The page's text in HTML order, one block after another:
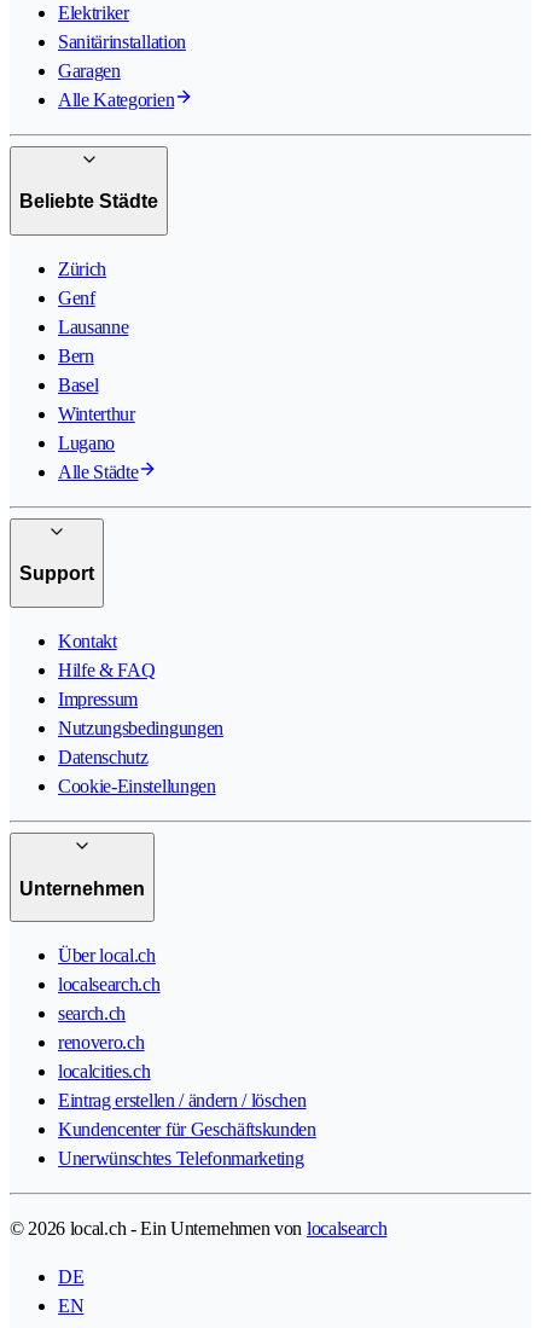
Elektriker
Sanitärinstallation
Garagen
Alle Kategorien
Beliebte Städte
Zürich
Genf
Lausanne
Bern
Basel
Winterthur
Lugano
Alle Städte
Support
Kontakt
Hilfe & FAQ
Impressum
Nutzungsbedingungen
Datenschutz
Cookie-Einstellungen
Unternehmen
Über local.ch
localsearch.ch
search.ch
renovero.ch
localcities.ch
Eintrag erstellen / ändern / löschen
Kundencenter für Geschäftskunden
Unerwünschtes Telefonmarketing
© 2026 local.ch - Ein Unternehmen von localsearch
DE
EN